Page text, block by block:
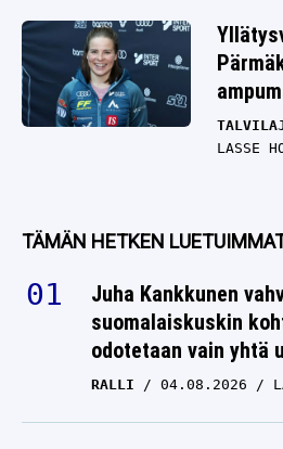
LASSE
TÄMÄN HETKEN
Juha Kankkunen
suomalaiskuskin
odotetaan vain yhtä
RALLI 04.08.2026